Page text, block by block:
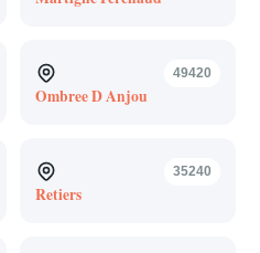
49420
Ombree D Anjou
35240
Retiers